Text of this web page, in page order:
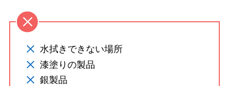
水拭きできない場所
漆塗りの製品
銀製品